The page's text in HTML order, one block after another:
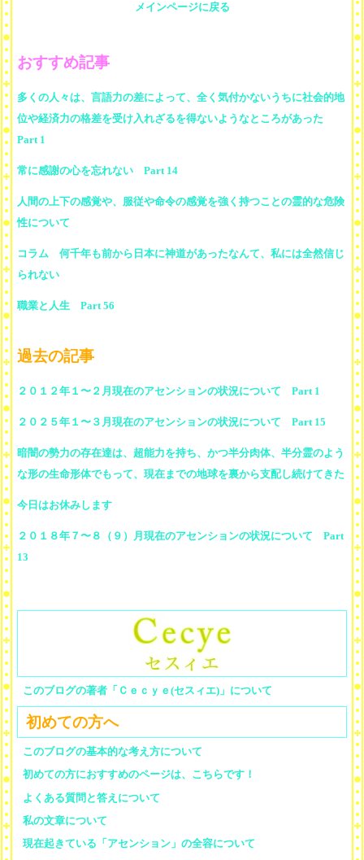
メインページに戻る
おすすめ記事
多くの人々は、言語力の差によって、全く気付かないうちに社会的地
位や経済力の格差を受け入れざるを得ないようなところがあった
Part 1
常に感謝の心を忘れない Part 14
人間の上下の感覚や、服従や命令の感覚を強く持つことの霊的な危険
性について
コラム 何千年も前から日本に神道があったなんて、私には全然信じ
られない
職業と人生 Part 56
過去の記事
２０１２年１〜２月現在のアセンションの状況について Part 1
２０２５年１〜３月現在のアセンションの状況について Part 15
暗闇の勢力の存在達は、超能力を持ち、かつ半分肉体、半分霊のよう
な形の生命形体でもって、現在までの地球を裏から支配し続けてきた
今日はお休みします
２０１８年７〜８（９）月現在のアセンションの状況について Part
13
このブログの著者「Ｃｅｃｙｅ(セスィエ)」について
初めての方へ
このブログの基本的な考え方について
初めての方におすすめのページは、こちらです！
よくある質問と答えについて
私の文章について
現在起きている「アセンション」の全容について